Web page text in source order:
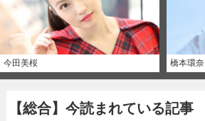
今田美桜 橋本環奈
【総合】今読まれている記事